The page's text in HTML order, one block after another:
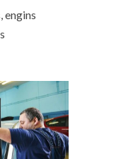
engins